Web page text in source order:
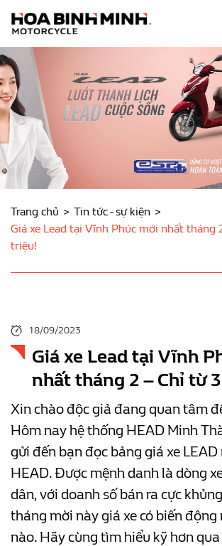
Trang chủ
Tin tức - sự kiện
Giá xe Lead tại Vĩnh Phúc mới nhất tháng
triệu!
18/09/2023
Giá xe Lead tại Vĩnh
nhất tháng 2 – Chỉ từ
Xin chào độc giả đang quan tâm
Hôm nay hệ thống HEAD Minh
gửi đến bạn đọc bảng giá xe
HEAD. Được mệnh danh là dòng
dân, với doanh số bán ra cực
tháng mời này giá xe có biến động
nào. Hãy cùng tìm hiểu kỹ hơn